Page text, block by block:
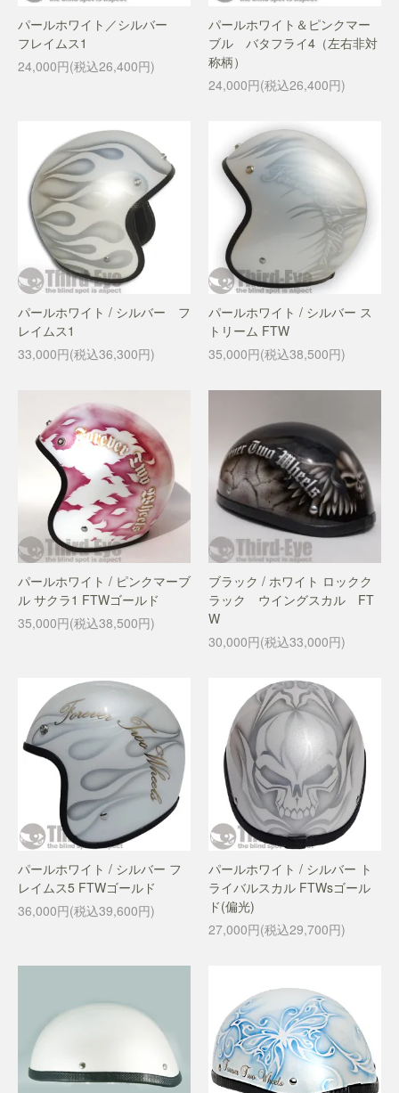
パールホワイト／シルバー
フレイムス1
24,000円(税込26,400円)
パールホワイト＆ピンクマー
ブル バタフライ4（左右非対
称柄）
24,000円(税込26,400円)
パールホワイト / シルバー フ
レイムス1
33,000円(税込36,300円)
パールホワイト / シルバー ス
トリーム FTW
35,000円(税込38,500円)
パールホワイト / ピンクマーブ
ル サクラ1 FTWゴールド
35,000円(税込38,500円)
ブラック / ホワイト ロックク
ラック ウイングスカル FT
W
30,000円(税込33,000円)
パールホワイト / シルバー フ
レイムス5 FTWゴールド
36,000円(税込39,600円)
パールホワイト / シルバー ト
ライバルスカル FTWsゴール
ド(偏光)
27,000円(税込29,700円)